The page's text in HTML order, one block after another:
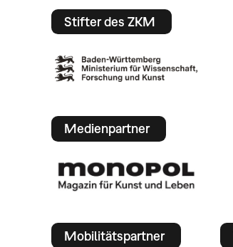
Stifter des ZKM
Medienpartner
Mobilitätspartner